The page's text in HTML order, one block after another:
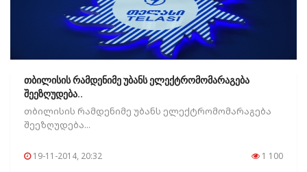
თბილისის რამდენიმე უბანს ელექტრომომარაგება
შეეზღუდება..
თბილისის რამდენიმე უბანს ელექტრომომარაგება
შეეზღუდება...
19-11-2014, 20:32 1 100